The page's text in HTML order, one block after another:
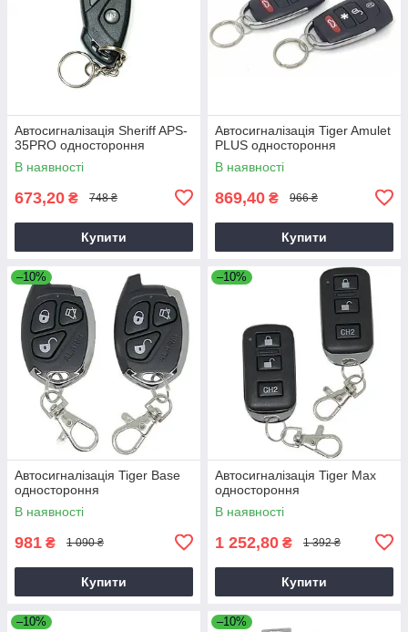
Автосигналізація Sheriff APS-
35PRO одностороння
В наявності
673,20 ₴ 748 ₴
Купити
Автосигналізація Tiger Amulet
PLUS одностороння
В наявності
869,40 ₴ 966 ₴
Купити
–10%
Автосигналізація Tiger Base
одностороння
В наявності
981 ₴ 1 090 ₴
Купити
–10%
Автосигналізація Tiger Max
одностороння
В наявності
1 252,80 ₴ 1 392 ₴
Купити
–10% –10%